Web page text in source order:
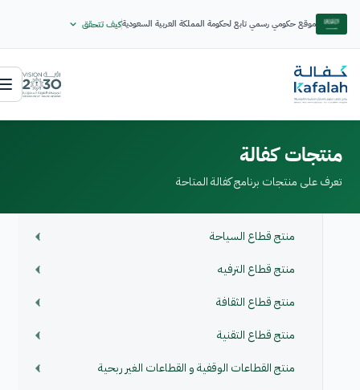
موقع حكومي رسمي تابع لحكومة المملكة العربية السعوديةكيف تتحقق
منتجات كفالة
تعرف على منتجات برنامج كفالة المتاحة
منتج قطاع السياحة
منتج قطاع الترفيه
منتج قطاع الثقافة
منتج قطاع التقنية
منتج القطاعات الوقفية و القطاعات الغير ربحية